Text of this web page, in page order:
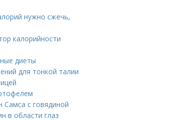
нужно сжечь,
калорийности
диеты
для тонкой талии
Самса с говядиной
в области глаз